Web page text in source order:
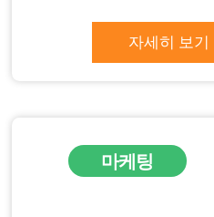
자세히 보기
마케팅